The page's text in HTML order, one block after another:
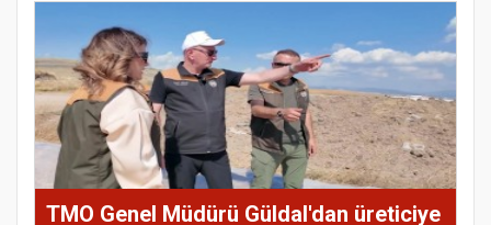
TMO Genel Müdürü Güldal'dan üreticiye